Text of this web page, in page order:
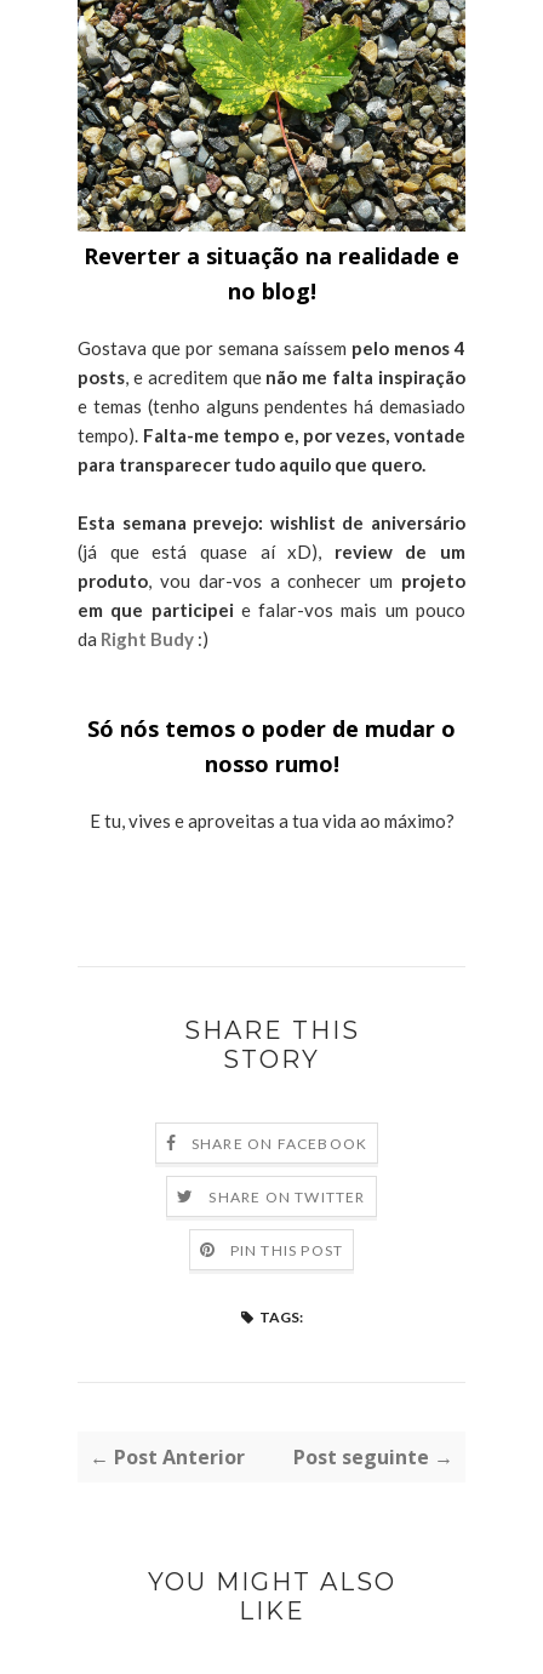
Reverter a situação na realidade e
no blog!
Gostava que por semana saíssem pelo menos 4
posts, e acreditem que não me falta inspiração
e temas (tenho alguns pendentes há demasiado
tempo). Falta-me tempo e, por vezes, vontade
para transparecer tudo aquilo que quero.
Esta semana prevejo: wishlist de aniversário
(já que está quase aí xD), review de um
produto, vou dar-vos a conhecer um projeto
em que participei e falar-vos mais um pouco
da Right Budy :)
Só nós temos o poder de mudar o
nosso rumo!
E tu, vives e aproveitas a tua vida ao máximo?
SHARE THIS
STORY
SHARE ON FACEBOOK
SHARE ON TWITTER
PIN THIS POST
TAGS:
← Post Anterior Post seguinte →
YOU MIGHT ALSO
LIKE